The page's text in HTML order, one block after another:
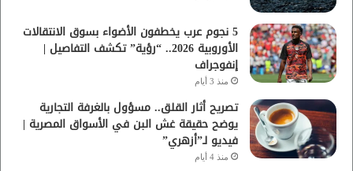
5 نجوم عرب يخطفون الأضواء بسوق الانتقالات
الأوروبية 2026.. “رؤية” تكشف التفاصيل |
إنفوجراف
منذ 3 أيام
تصريح أثار القلق.. مسؤول بالغرفة التجارية
يوضح حقيقة غش البن في الأسواق المصرية |
فيديو لـ”أزهري”
منذ 4 أيام